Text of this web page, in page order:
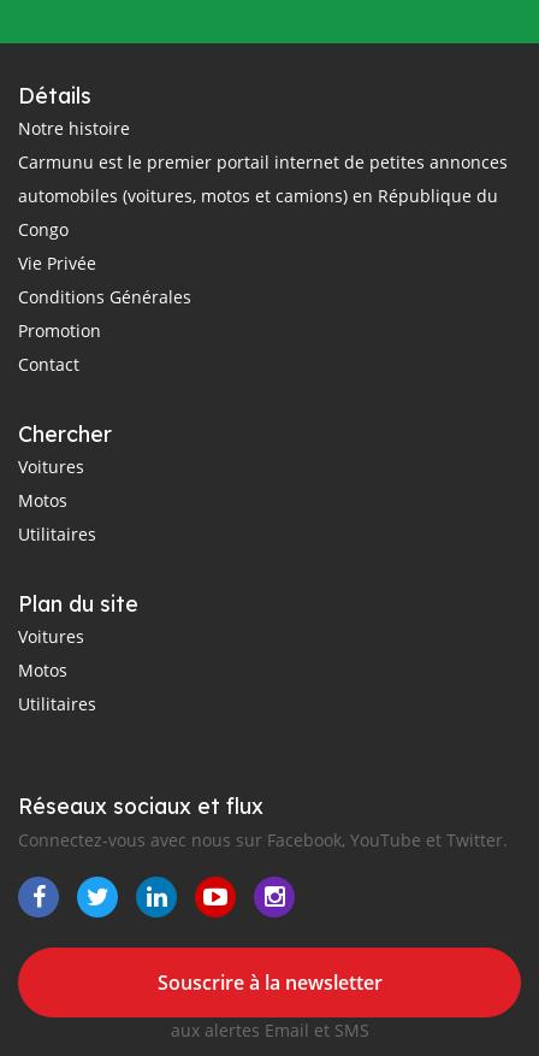
Détails
Notre histoire
Carmunu est le premier portail internet de petites annonces
automobiles (voitures, motos et camions) en République du
Congo
Vie Privée
Conditions Générales
Promotion
Contact
Chercher
Voitures
Motos
Utilitaires
Plan du site
Voitures
Motos
Utilitaires
Réseaux sociaux et flux
Connectez-vous avec nous sur Facebook, YouTube et Twitter.
Souscrire à la newsletter
aux alertes Email et SMS